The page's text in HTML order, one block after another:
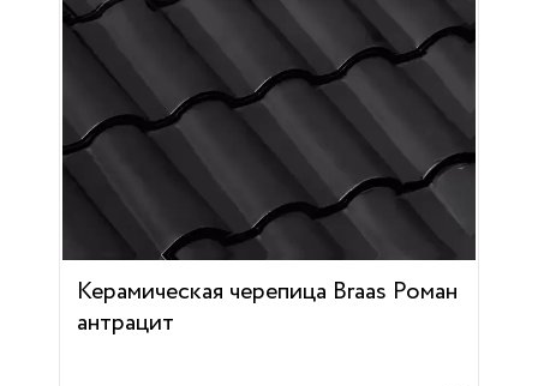
Керамическая черепица Braas Роман
антрацит